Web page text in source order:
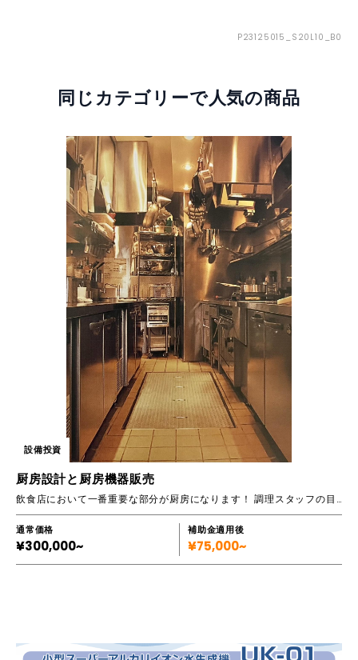
P23125015_S20L10_B0
同じカテゴリーで人気の商品
設備投資
厨房設計と厨房機器販売
飲食店において一番重要な部分が厨房になります！ 調理スタッフの目線で 機能性と効率性を兼ね備えた厨房をご提案させていただきます。
通常価格
¥300,000~
補助金適用後
¥75,000~